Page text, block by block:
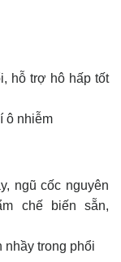
hỗ trợ hô hấp tốt
ô nhiễm
ngũ cốc nguyên
chế biến sẵn,
trong phổi